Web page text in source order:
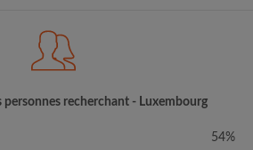
personnes recherchant - Luxembourg
54%